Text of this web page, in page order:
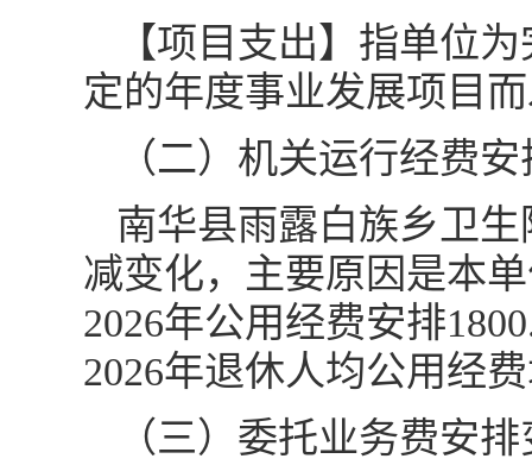
【项目支出】指单位
定的年度事业发展项目
（二）机关运行经费
南华县雨露白族乡卫
减变化，主要原因是本
2026年公用经费安排
2026年退休人均公用经
（三）委托业务费安